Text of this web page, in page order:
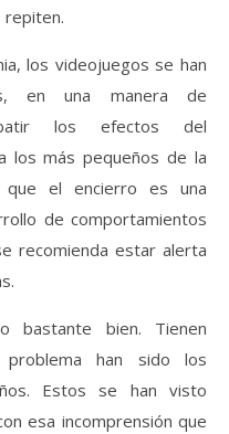
repiten.
los videojuegos se han
en una manera de
los efectos del
los más pequeños de la
que el encierro es una
de comportamientos
recomienda estar alerta
bastante bien. Tienen
problema han sido los
Estos se han visto
esa incomprensión que